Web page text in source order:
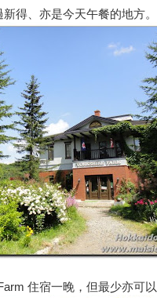
得、亦是今天午餐的地方。
住宿一晚，但最少亦可